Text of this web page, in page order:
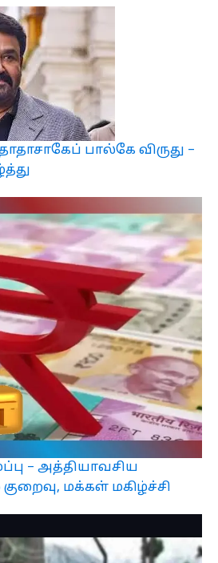
பால்கே விருது –
– அத்தியாவசிய
மக்கள் மகிழ்ச்சி